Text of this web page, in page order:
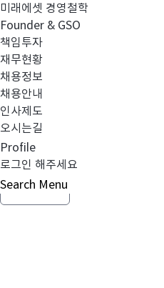
미래에셋 경영철학
Founder & GSO
책임투자
재무현황
채용정보
채용안내
인사제도
오시는길
Profile
로그인 해주세요
Search Menu
이전글
다음글
목록보기